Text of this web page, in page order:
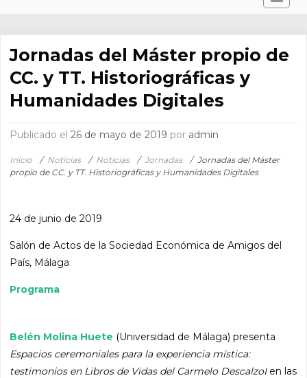
Jornadas del Máster propio de
CC. y TT. Historiográficas y
Humanidades Digitales
Publicado el26 de mayo de 2019 por admin
Inicio / Noticias / Noticias / Jornadas / Jornadas del Máster
propio de CC. y TT. Historiográficas y Humanidades Digitales
24 de junio de 2019
Salón de Actos de la Sociedad Económica de Amigos del
País, Málaga
Programa
Belén Molina Huete (Universidad de Málaga) presenta
Espacios ceremoniales para la experiencia mística:
testimonios en Libros de Vidas del Carmelo DescalzoIen las